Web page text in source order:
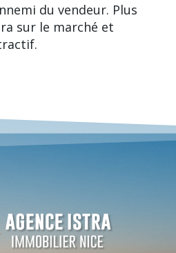
du vendeur. Plus
sur le marché et